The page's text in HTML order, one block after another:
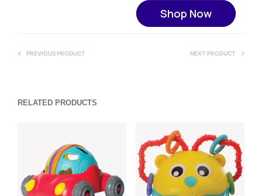
Shop Now
PREVIOUS PRODUCT NEXT PRODUCT
RELATED PRODUCTS